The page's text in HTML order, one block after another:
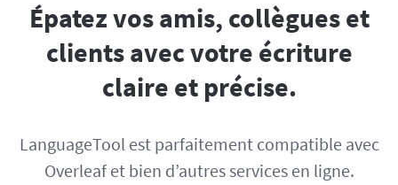
Épatez vos amis, collègues et
clients avec votre écriture
claire et précise.
LanguageTool est parfaitement compatible avec
Overleaf et bien d’autres services en ligne.